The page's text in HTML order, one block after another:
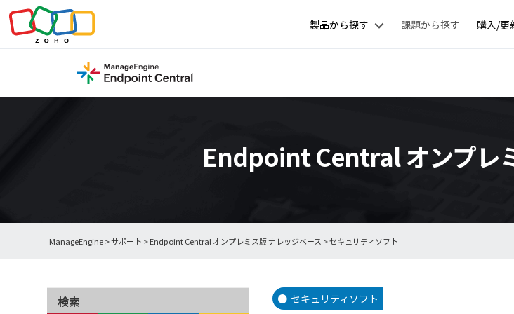
製品から探す 課題から探す 購入/更
Endpoint Central オンプレ
ManageEngine>サポート >Endpoint Central オンプレミス版 ナレッジベース > セキュリティソフト
検索 セキュリティソフト